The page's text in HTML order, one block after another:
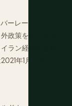
ーレーン、エジ
政策をめぐる争
ラン経由の食料
年1月に終了。